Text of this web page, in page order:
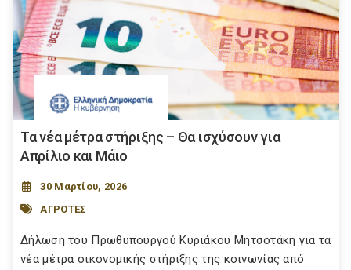
Τα νέα μέτρα στήριξης – Θα ισχύσουν για
Απρίλιο και Μάιο
30 Μαρτίου, 2026
ΑΓΡΟΤΕΣ
Δήλωση του Πρωθυπουργού Κυριάκου Μητσοτάκη για τα
νέα μέτρα οικονομικής στήριξης της κοινωνίας από